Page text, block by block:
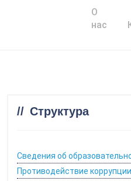
О
нас
Структура
Сведения об
Противодействие коррупции